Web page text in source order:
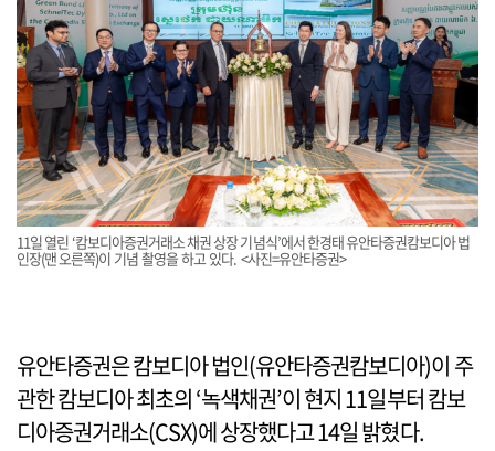
11일 열린 ‘캄보디아증권거래소 채권 상장 기념식’에서 한경태 유안타증권캄보디아 법
인장(맨 오른쪽)이 기념 촬영을 하고 있다. <사진=유안타증권>
유안타증권은 캄보디아 법인(유안타증권캄보디아)이 주
관한 캄보디아 최초의 ‘녹색채권’이 현지 11일부터 캄보
디아증권거래소(CSX)에 상장했다고 14일 밝혔다.